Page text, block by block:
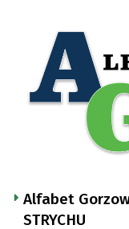
Alfabet
STRYCHU